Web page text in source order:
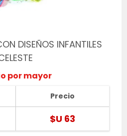
DISEÑOS INFANTILES
por mayor
Precio
$U 63